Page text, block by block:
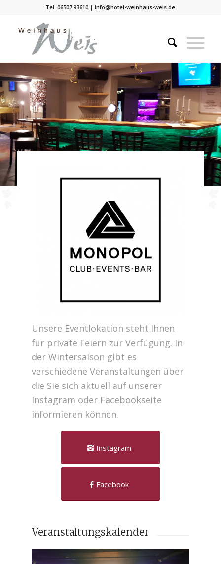
Tel: 06507 93610 | info@hotel-weinhaus-weis.de
Unsere Eventlokation steht Ihnen
für private Feiern zur Verfügung. In
der Wintersaison gibt es
verschiedene Veranstaltungen über
die Sie sich aktuell auf unserer
Instagram oder Facebookseite
informieren können.
Instagram
Facebook
Veranstaltungskalender